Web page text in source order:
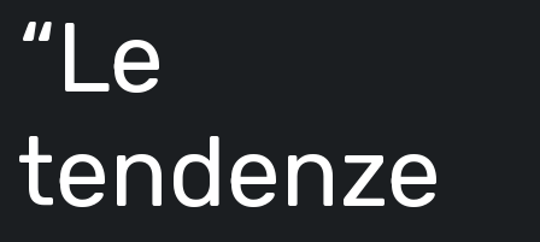
“Le
tendenze